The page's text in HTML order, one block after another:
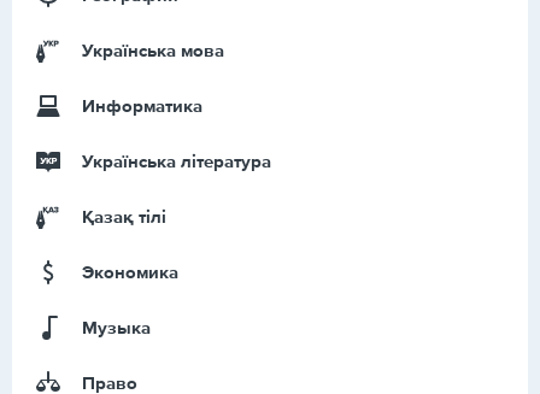
Українська мова
Информатика
Українська література
Қазақ тiлi
Экономика
Музыка
Право